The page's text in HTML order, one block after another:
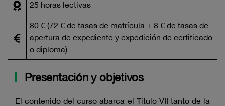
25 horas lectivas
80 € (72 € de tasas de matrícula + 8 € de tasas de
apertura de expediente y expedición de certificado
o diploma)
Presentación y objetivos
El contenido del curso abarca el Título VII tanto de la